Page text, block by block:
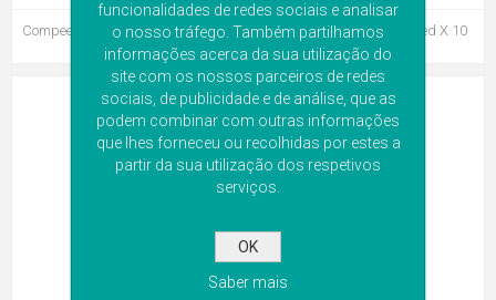
Compeed Penso Calo Med Act X 6 Compeed Penso Calo Med X 10
funcionalidades de redes sociais e analisar
o nosso tráfego. Também partilhamos
informações acerca da sua utilização do
site com os nossos parceiros de redes
sociais, de publicidade e de análise, que as
podem combinar com outras informações
que lhes forneceu ou recolhidas por estes a
partir da sua utilização dos respetivos
serviços.
OK
Saber mais